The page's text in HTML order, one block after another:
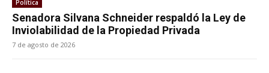
Política
Senadora Silvana Schneider respaldó la Ley de
Inviolabilidad de la Propiedad Privada
7 de agosto de 2026